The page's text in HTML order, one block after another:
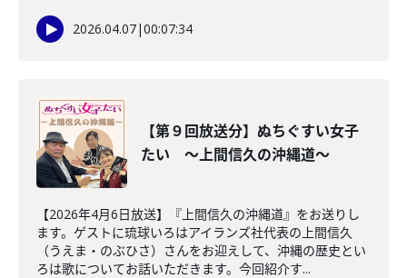
2026.04.07|00:07:34
【第９回放送分】ぬちぐすい女子
たい ～上間信久の沖縄道～
【2026年4月6日放送】『上間信久の沖縄道』をお送りし
ます。ゲストに琉球いろはアイランズ社代表の上間信久
（うえま・のぶひさ）さんをお迎えして、沖縄の歴史とい
ろは歌についてお話いただきます。今回紹介す...